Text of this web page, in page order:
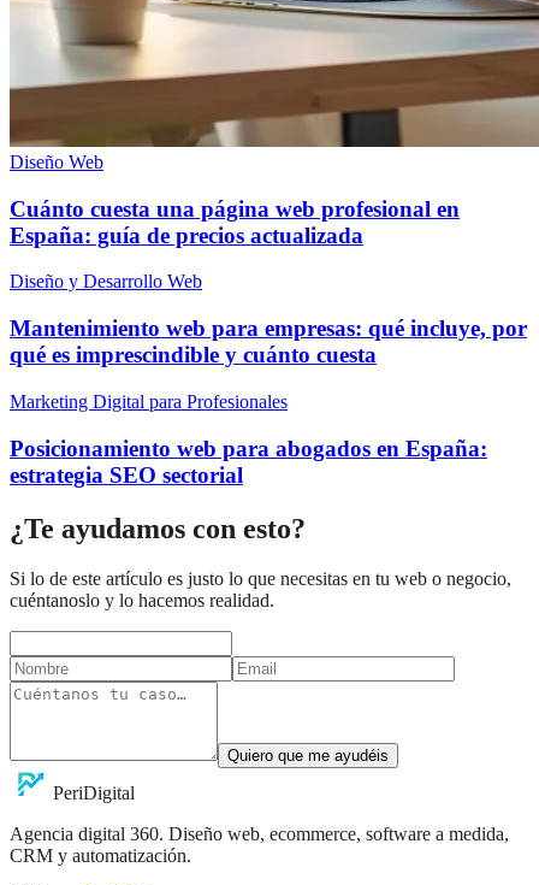
Diseño Web
Cuánto cuesta una página web profesional en
España: guía de precios actualizada
Diseño y Desarrollo Web
Mantenimiento web para empresas: qué incluye, por
qué es imprescindible y cuánto cuesta
Marketing Digital para Profesionales
Posicionamiento web para abogados en España:
estrategia SEO sectorial
¿Te ayudamos con esto?
Si lo de este artículo es justo lo que necesitas en tu web o negocio,
cuéntanoslo y lo hacemos realidad.
Quiero que me ayudéis
PeriDigital
Agencia digital 360. Diseño web, ecommerce, software a medida,
CRM y automatización.